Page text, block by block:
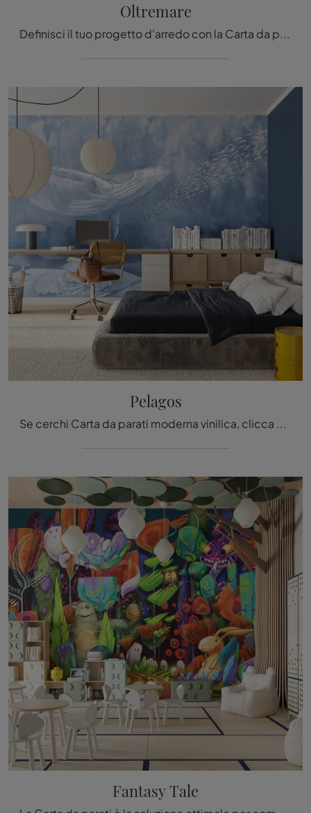
Oltremare
Definisci il tuo progetto d'arredo con la Carta da parati vinilica: se sei alla ricerca di una soluzione moderna, Oltremare fa al caso tuo.
Pelagos
Se cerchi Carta da parati moderna vinilica, clicca e ottieni informazioni sulle varie proposte di Inkiostro Bianco come il modello Pelagos.
Fantasy Tale